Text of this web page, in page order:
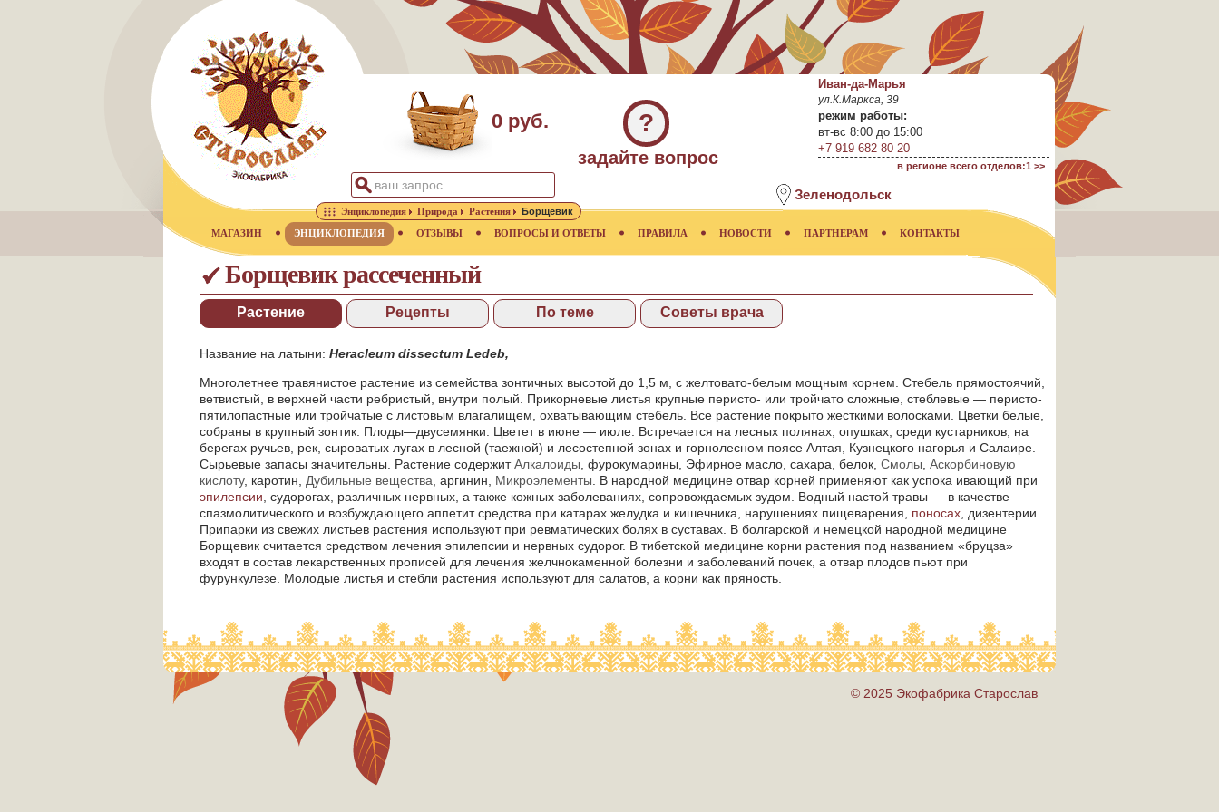
0 руб. ?
задайте вопрос
Иван-да-Марья
ул.К.Маркса, 39
режим работы:
вт-вс 8:00 до 15:00
+7 919 682 80 20
в регионе всего отделов:1 >>
Зеленодольск
МАГАЗИН ЭНЦИКЛОПЕДИЯ ОТЗЫВЫ ВОПРОСЫ И ОТВЕТЫ ПРАВИЛА НОВОСТИ ПАРТНЕРАМ КОНТАКТЫ
Энциклопедия Природа Растения Борщевик
Борщевик рассеченный
Растение Рецепты По теме Советы врача
Название на латыни: Heracleum dissectum Ledeb,
Многолетнее травянистое растение из семейства зонтичных высотой до 1,5 м, с желтовато-белым мощным корнем. Стебель прямостоячий,
ветвистый, в верхней части ребристый, внутри полый. Прикорневые листья крупные перисто- или тройчато сложные, стеблевые — перисто-
пятилопастные или тройчатые с листовым влагалищем, охватывающим стебель. Все растение покрыто жесткими волосками. Цветки белые,
собраны в крупный зонтик. Плоды—двусемянки. Цветет в июне — июле. Встречается на лесных полянах, опушках, среди кустарников, на
берегах ручьев, рек, сыроватых лугах в лесной (таежной) и лесостепной зонах и горнолесном поясе Алтая, Кузнецкого нагорья и Салаире.
Сырьевые запасы значительны. Растение содержитАлкалоиды , фурокумарины, Эфирное масло, сахара, белок, Смолы Аскорбиновую
кислоту, каротин, Дубильные вещества , аргинин, Микроэлементы . В народной медицине отвар корней применяют как успока ивающий при
эпилепсии , судорогах, различных нервных, а также кожных заболеваниях, сопровождаемых зудом. Водный настой травы — в качестве
спазмолитического и возбуждающего аппетит средства при катарах желудка и кишечника, нарушениях пищеварения, поносах , дизентерии.
Припарки из свежих листьев растения используют при ревматических болях в суставах. В болгарской и немецкой народной медицине
Борщевик считается средством лечения эпилепсии и нервных судорог. В тибетской медицине корни растения под названием «бруцза»
входят в состав лекарственных прописей для лечения желчнокаменной болезни и заболеваний почек, а отвар плодов пьют при
фурункулезе. Молодые листья и стебли растения используют для салатов, а корни как пряность.
© 2025 Экофабрика Старослав